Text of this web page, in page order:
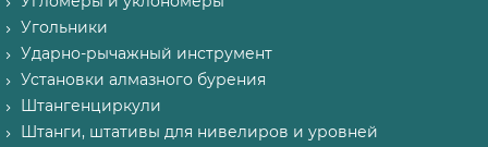
Угольники
Ударно-рычажный инструмент
Установки алмазного бурения
Штангенциркули
Штанги, штативы для нивелиров и уровней